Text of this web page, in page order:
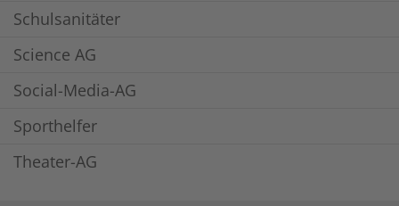
Schulsanitäter
Science AG
Social-Media-AG
Sporthelfer
Theater-AG